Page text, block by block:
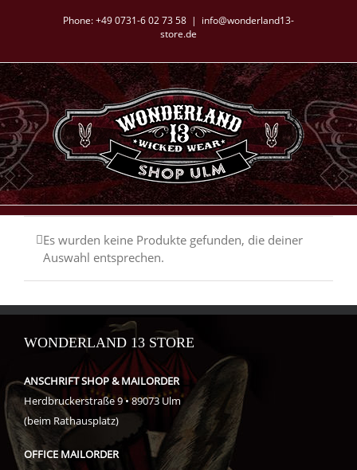
springen
Phone:+49 0731-6 02 73 58 | info@wonderland13-
store.de
Es wurden keine Produkte gefunden, die deiner
Auswahl entsprechen.
WONDERLAND 13 STORE
ANSCHRIFT SHOP & MAILORDER
Herdbruckerstraße 9 • 89073 Ulm
(beim Rathausplatz)
OFFICE MAILORDER